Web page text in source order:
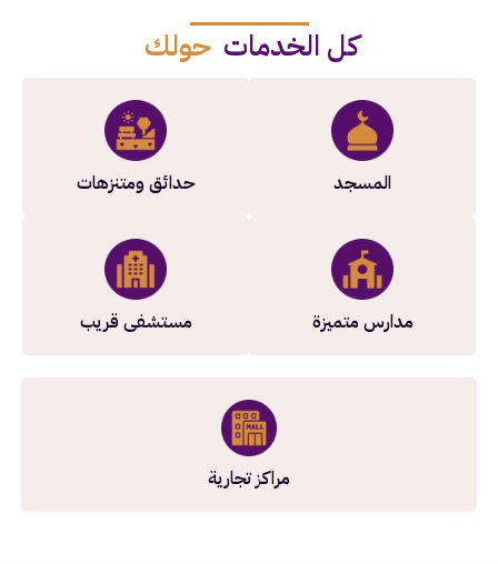
كل الخدمات حولك
المسجد حدائق ومتنزهات
مدارس متميزة مستشفى قريب
مراكز تجارية